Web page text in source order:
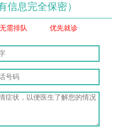
信息完全保密）
无需排队 优先就诊